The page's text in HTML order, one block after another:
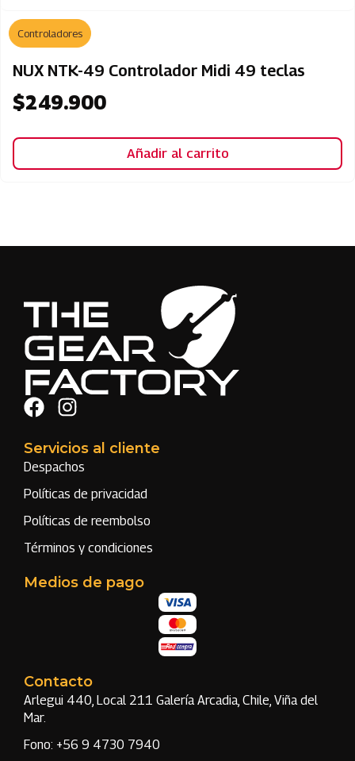
Controladores
NUX NTK-49 Controlador Midi 49 teclas
$249.900
Añadir al carrito
Servicios al cliente
Despachos
Políticas de privacidad
Políticas de reembolso
Términos y condiciones
Medios de pago
Contacto
Arlegui 440, Local 211 Galería Arcadia, Chile, Viña del
Mar.
Fono: +56 9 4730 7940